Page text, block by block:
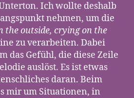
Ich wollte deshalb
nehmen, um die
the outside, crying on the
zu verarbeiten. Dabei
das Gefühl, die diese Zeile
auslöst. Es ist etwas
daran. Beim
mir um Situationen, in